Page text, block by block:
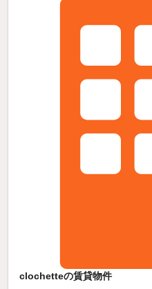
clochetteの賃貸物件